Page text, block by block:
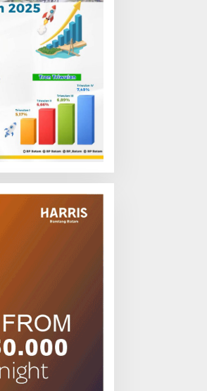
di
BP Batam Buka Layanan
Alokasi Tanah Reguler
Berbasis Digital Melalui LMS